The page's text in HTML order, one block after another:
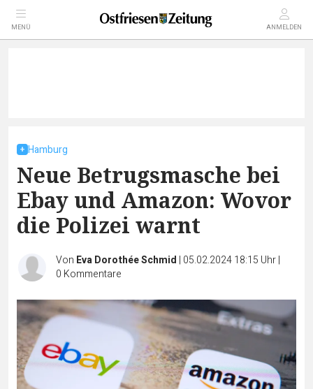
MENÜ ANMELDEN
Hamburg
Neue Betrugsmasche bei
Ebay und Amazon: Wovor
die Polizei warnt
Von Eva Dorothée Schmid | 05.02.2024 18:15 Uhr|
0 Kommentare